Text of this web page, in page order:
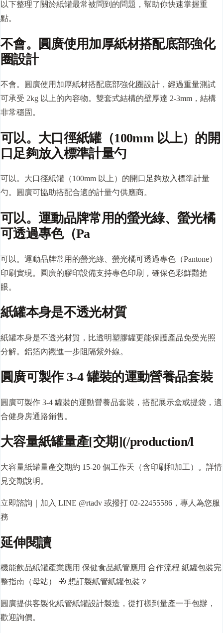
以下整理了關於紙罐最常被問到的問題，幫助你快速掌握重
點。
不會。圓廣使用加厚紙材搭配底部強化
圈設計
不會。圓廣使用加厚紙材搭配底部強化圈設計，經過重量測試
可承受 2kg 以上的內容物。雙套式結構的壁厚達 2-3mm，結構
非常穩固。
可以。大口徑紙罐（100mm 以上）的開
口足夠放入標準計量勺
可以。大口徑紙罐（100mm 以上）的開口足夠放入標準計量
勺。圓廣可協助搭配合適的計量勺供應商。
可以。運動品牌常用的螢光綠、螢光橘
可透過專色（Pa
可以。運動品牌常用的螢光綠、螢光橘可透過專色（Pantone）
印刷實現。圓廣的膠印設備支持專色印刷，確保色彩鮮豔搶
眼。
紙罐本身是不透光材質
紙罐本身是不透光材質，比透明塑膠罐更能保護產品免受光照
分解。鋁箔內襯進一步阻隔紫外線。
圓廣可製作 3-4 罐裝的運動營養品套裝
圓廣可製作 3-4 罐裝的運動營養品套裝，搭配展示盒或提袋，適
合健身房通路銷售。
大容量紙罐量產[交期](/production/l
大容量紙罐量產交期約 15-20 個工作天（含印刷和加工）。詳情
見交期說明。
立即諮詢｜加入 LINE @rtadv 或撥打 02-22455586，專人為您服
務
延伸閱讀
機能飲品紙罐產業應用 保健食品紙管應用 合作流程 紙罐包裝完
整指南（母站） 🎁 想訂製紙管紙罐包裝？
圓廣提供客製化紙管紙罐設計製造，從打樣到量產一手包辦，
歡迎詢價。